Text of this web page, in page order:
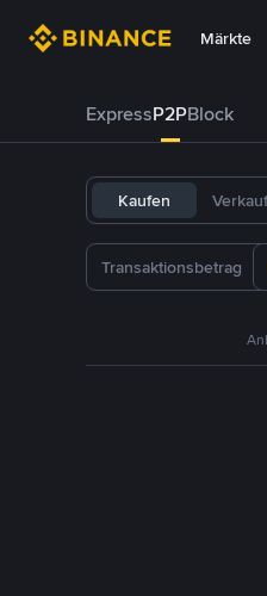
Märkte
ExpressP2PBlock
Kaufen